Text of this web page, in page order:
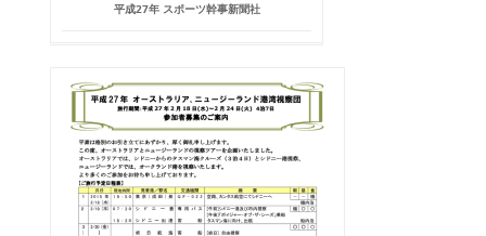
平成27年 スポーツ幹事新聞社